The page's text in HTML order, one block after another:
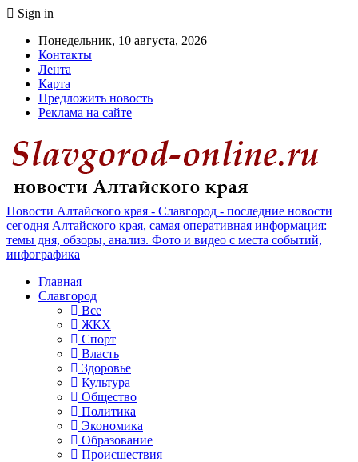
Sign in
Понедельник, 10 августа, 2026
Контакты
Лента
Карта
Предложить новость
Реклама на сайте
Новости Алтайского края - Славгород - последние новости
сегодня Алтайского края, самая оперативная информация:
темы дня, обзоры, анализ. Фото и видео с места событий,
инфографика
Главная
Славгород
Все
ЖКХ
Спорт
Власть
Здоровье
Культура
Общество
Политика
Экономика
Образование
Происшествия